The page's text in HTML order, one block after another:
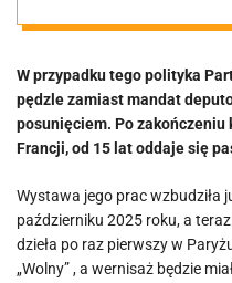
Francji
W przypadku tego polityka
pędzle zamiast mandat
posunięciem. Po zakończeniu
Francji, od 15 lat oddaje się
Wystawa jego prac wzbudziła
październiku 2025 roku, a
dzieła po raz pierwszy w
„Wolny” , a wernisaż będzie